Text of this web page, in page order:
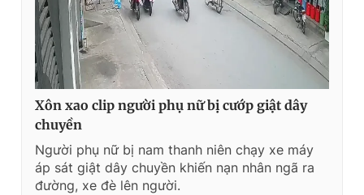
Xôn xao clip người phụ nữ bị cướp giật dây
chuyền
Người phụ nữ bị nam thanh niên chạy xe máy
áp sát giật dây chuyền khiến nạn nhân ngã ra
đường, xe đè lên người.